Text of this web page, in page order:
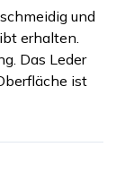
und
erhalten.
Das Leder
ist